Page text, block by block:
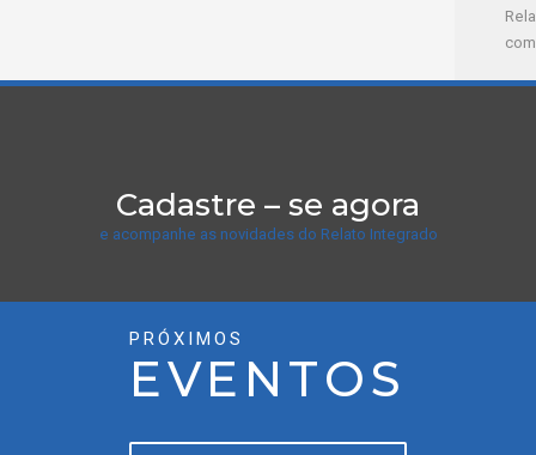
Cadastre – se agora
e acompanhe as novidades do Relato Integrado
PRÓXIMOS
EVENTOS